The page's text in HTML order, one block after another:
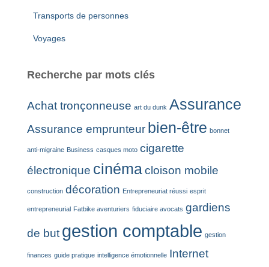
Transports de personnes
Voyages
Recherche par mots clés
Achat tronçonneuse art du dunk Assurance
Assurance emprunteur bien-être bonnet
anti-migraine Business casques moto cigarette
électronique cinémacloison mobile
construction décoration Entrepreneuriat réussi esprit
entrepreneurial Fatbike aventuriers fiduciaire avocats gardiens
de but gestion comptable gestion
finances guide pratique intelligence émotionnelle Internet